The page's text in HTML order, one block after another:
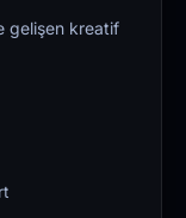
gelişen kreatif